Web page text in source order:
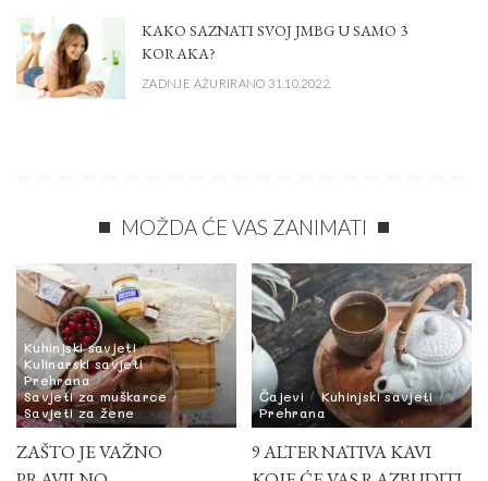
KAKO SAZNATI SVOJ JMBG U SAMO 3
KORAKA?
ZADNJE AŽURIRANO 31.10.2022.
MOŽDA ĆE VAS ZANIMATI
Kuhinjski savjeti
Kulinarski savjeti
Prehrana
Savjeti za muškarce
Savjeti za žene
ZAŠTO JE VAŽNO
Čajevi
Kuhinjski savjeti
Prehrana
9 ALTERNATIVA KAVI